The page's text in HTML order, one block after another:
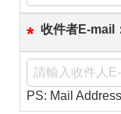
* 收件者E-mail
PS: Mail